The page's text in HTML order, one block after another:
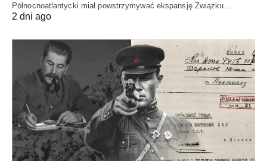
Północnoatlantycki miał powstrzymywać ekspansję Związku…
2 dni ago